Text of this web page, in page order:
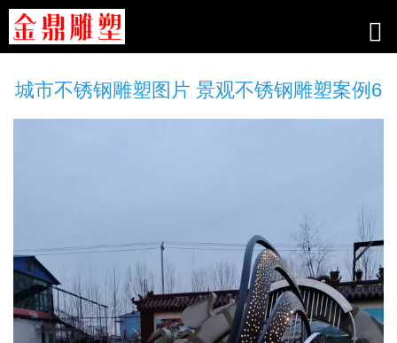
城市不锈钢雕塑图片 景观不锈钢雕塑案例6